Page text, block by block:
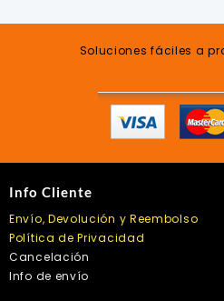
Soluciones fáciles a
Info Cliente
Envío, Devolución y Reembolso
Política de Privacidad
Cancelación
Info de envío